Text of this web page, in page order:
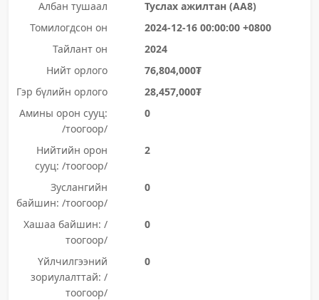
Албан тушаал
Туслах ажилтан (АА8)
Томилогдсон он
2024-12-16 00:00:00 +0800
Тайлант он
2024
Нийт орлого
76,804,000₮
Гэр бүлийн орлого
28,457,000₮
Амины орон сууц:
/тоогоор/
0
Нийтийн орон
сууц: /тоогоор/
2
Зуслангийн
байшин: /тоогоор/
0
Хашаа байшин: /
тоогоор/
0
Үйлчилгээний
зориулалттай: /
тоогоор/
0